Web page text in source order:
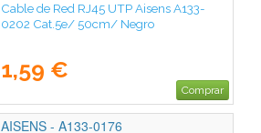
Cable de Red RJ45 UTP Aisens A133-
0202 Cat.5e/ 50cm/ Negro
1,59 €
Comprar
AISENS - A133-0176